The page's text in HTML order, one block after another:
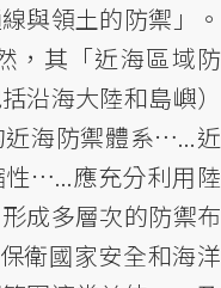
與領土的防禦」。
，其「近海區域防
沿海大陸和島嶼）
海防禦體系…...近
…...應充分利用陸
成多層次的防禦布
衛國家安全和海洋